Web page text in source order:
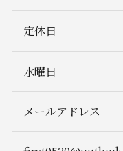
定休日
水曜日
メールアドレス